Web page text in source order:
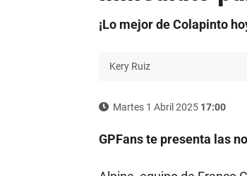
¡Lo mejor de Colapinto
Kery Ruiz
Martes 1 Abril 2025 17:00
GPFans te presenta las